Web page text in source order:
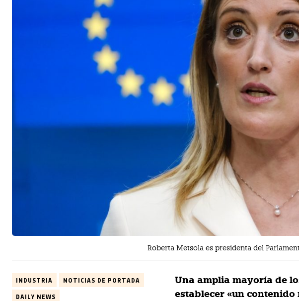
Roberta Metsola es presidenta del
INDUSTRIA NOTICIAS DE PORTADA
DAILY NEWS
Una amplia mayoría de
establecer «un